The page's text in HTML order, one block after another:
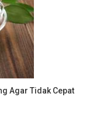
Agar Tidak Cepat